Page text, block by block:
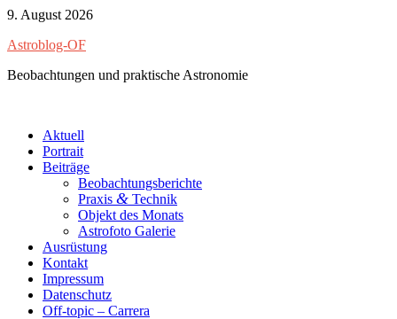
Zum
springen
9. August 2026
Astroblog-OF
Beobachtungen und praktische Astronomie
Aktuell
Portrait
Beiträge
Beobachtungsberichte
Praxis & Technik
Objekt des Monats
Astrofoto Galerie
Ausrüstung
Kontakt
Impressum
Datenschutz
Off-topic – Carrera